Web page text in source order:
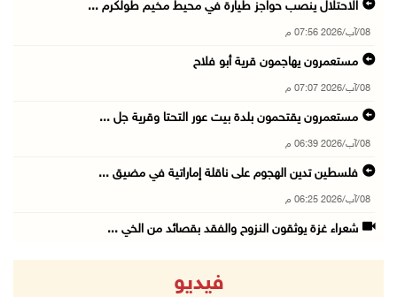
الاحتلال ينصب حواجز طيارة في محيط مخيم طولكرم ...
08/آب/2026 07:56 م
مستعمرون يهاجمون قرية أبو فلاح
08/آب/2026 07:07 م
مستعمرون يقتحمون بلدة بيت عور التحتا وقرية جل ...
08/آب/2026 06:39 م
فلسطين تدين الهجوم على ناقلة إماراتية في مضيق ...
08/آب/2026 06:25 م
شعراء غزة يوثقون النزوح والفقد بقصائد من الخي ...
الجامعة العربية الأمريكية تختتم فعاليات تخريج ...
فيديو